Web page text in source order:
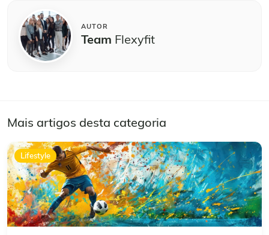
AUTOR
Team Flexyfit
Mais artigos desta categoria
Lifestyle